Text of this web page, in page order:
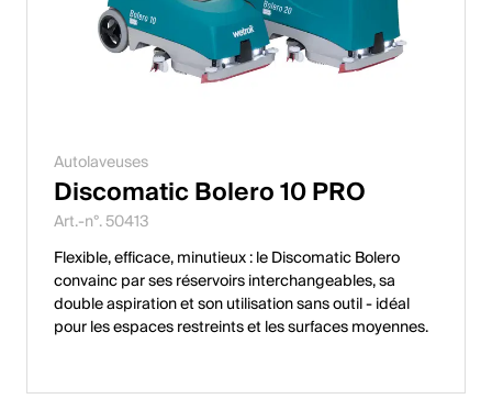
Autolaveuses
Discomatic Bolero 10 PRO
Art.-n°. 50413
Flexible, efficace, minutieux : le Discomatic Bolero
convainc par ses réservoirs interchangeables, sa
double aspiration et son utilisation sans outil - idéal
pour les espaces restreints et les surfaces moyennes.